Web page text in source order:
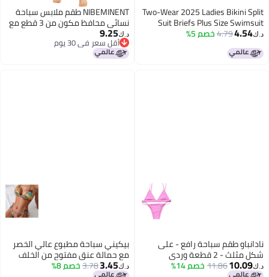
Two-Wear 2025 Ladies Bikini Split
Suit Briefs Plus Size Swimsuit
Printed
د.ك‏4.54
4.79خصم 5%
NIBEMINENT طقم ملابس سباحة
نسائي محافظ مكون من 3 قطع مع
تصميم مقسوم لحماية من الشمس،
تنورة شاطئية
د.ك‏9.25
أقل سعر في 30 يوم
أقل سعر في 30 يوم
نادانباو طقم سباحة رافع - على
شكل مثلث - 2 قطعة وردي
د.ك‏10.09
11.86خصم 14%
بيكيني سباحة مطبوع عالي الخصر
مع حمالة عنق مفتوح من الخلف
للنساء، ملابس رياضية مائية للنساء
د.ك‏3.45
3.78خصم 8%